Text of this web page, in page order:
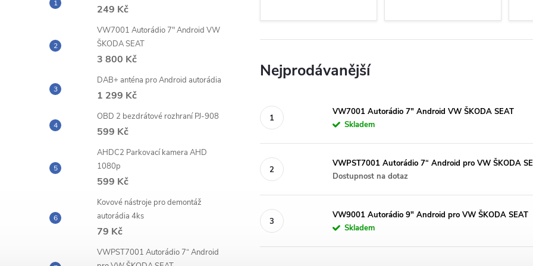
e
249 Kč
VW7001 Autorádio 7" Android VW
ŠKODA SEAT
3 800 Kč
DAB+ anténa pro Android autorádia
1 299 Kč
OBD 2 bezdrátové rozhraní PJ-908
599 Kč
AHDC2 Parkovací kamera AHD
1080p
599 Kč
Kovové nástroje pro demontáž
autorádia 4ks
79 Kč
VWPST7001 Autorádio 7“ Android
Nejprodávanější
VW7001 Autorádio 7" Android VW ŠKODA SEAT
Skladem
VWPST7001 Autorádio 7“ Android pro VW ŠKODA
Dostupnost na dotaz
VW9001 Autorádio 9" Android pro VW ŠKODA SEAT
Skladem